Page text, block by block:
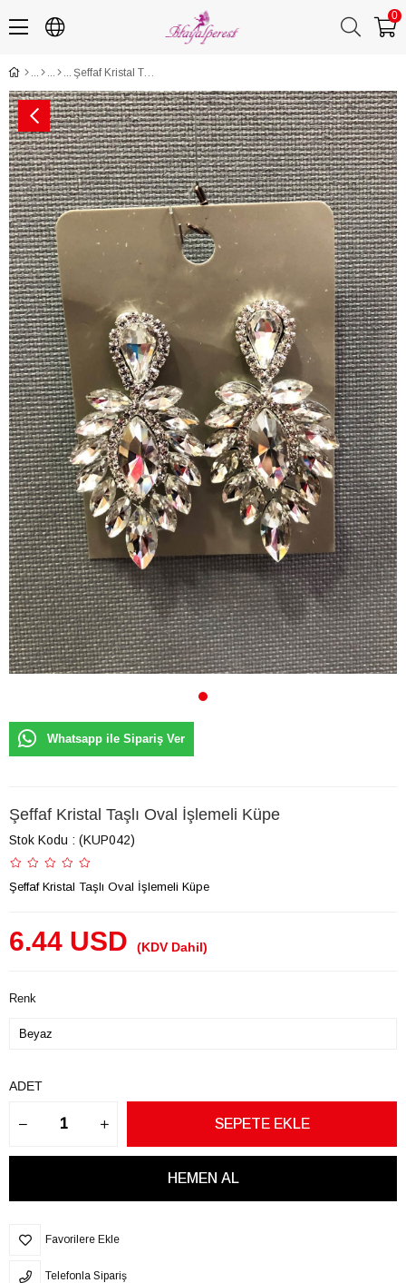
0
Şeffaf Kristal Taşlı Oval İşlemeli Küpe
Whatsapp ile Sipariş Ver
Şeffaf Kristal Taşlı Oval İşlemeli Küpe
Stok Kodu (KUP042)
Şeffaf Kristal Taşlı Oval İşlemeli Küpe
6.44 USD (KDV Dahil)
Renk
ADET
Favorilere Ekle
Telefonla Sipariş